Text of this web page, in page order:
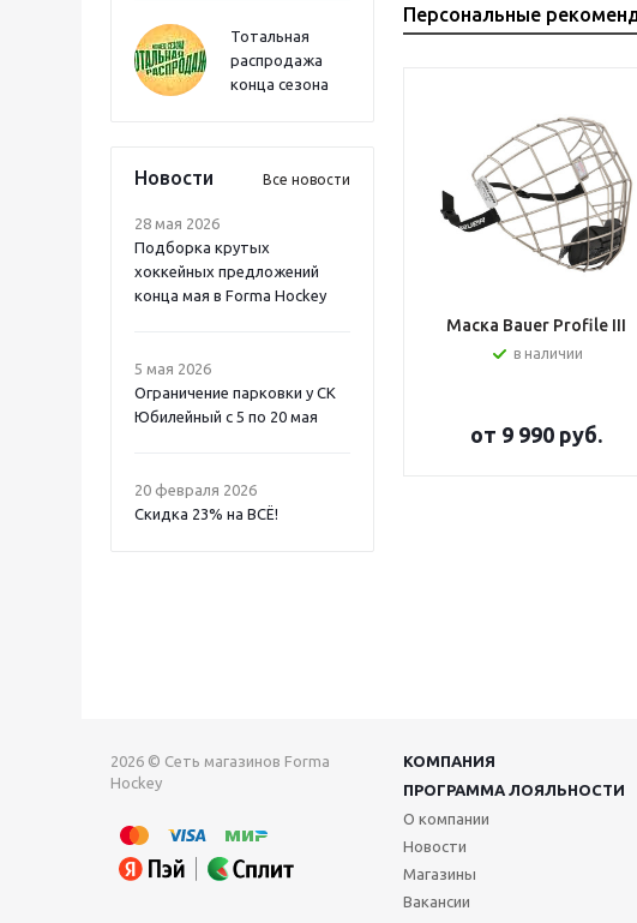
Тотальная
распродажа
конца сезона
Новости Все новости
28 мая 2026
Подборка крутых
хоккейных предложений
конца мая в Forma Hockey
5 мая 2026
Ограничение парковки у СК
Юбилейный с 5 по 20 мая
20 февраля 2026
Скидка 23% на ВСË!
Персональные
Маска Bauer Profile III
в наличии
от 9 990 руб.
2026 © Сеть магазинов Forma
Hockey
КОМПАНИЯ
ПРОГРАММА ЛОЯЛЬНОСТИ
О компании
Новости
Магазины
Вакансии